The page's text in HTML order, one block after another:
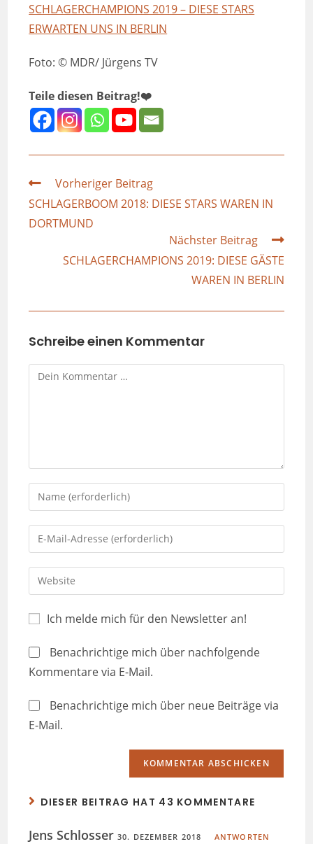
SCHLAGERCHAMPIONS 2019 – DIESE STARS
ERWARTEN UNS IN BERLIN
Foto: © MDR/ Jürgens TV
Teile diesen Beitrag!❤️
Vorheriger Beitrag
SCHLAGERBOOM 2018: DIESE STARS WAREN IN
DORTMUND
Nächster Beitrag
SCHLAGERCHAMPIONS 2019: DIESE GÄSTE
WAREN IN BERLIN
Schreibe einen Kommentar
Ich melde mich für den Newsletter an!
Benachrichtige mich über nachfolgende
Kommentare via E-Mail.
Benachrichtige mich über neue Beiträge via
E-Mail.
DIESER BEITRAG HAT 43 KOMMENTARE
Jens Schlosser30. DEZEMBER 2018 ANTWORTEN